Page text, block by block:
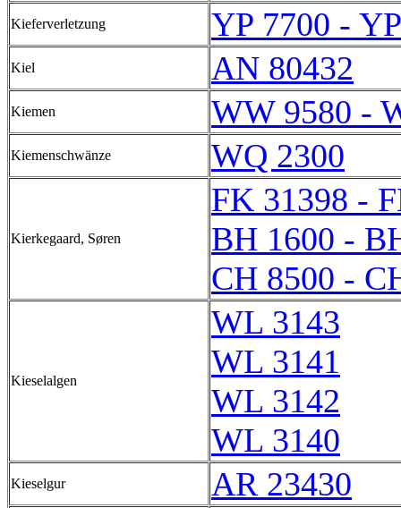
Kieferverletzung YP 7700 -
Kiel AN 80432
Kiemen WW 9580 -
Kiemenschwänze WQ 2300
Kierkegaard, Søren
FK 31398 -
BH 1600 -
CH 8500 -
Kieselalgen
WL 3143
WL 3141
WL 3142
WL 3140
Kieselgur AR 23430